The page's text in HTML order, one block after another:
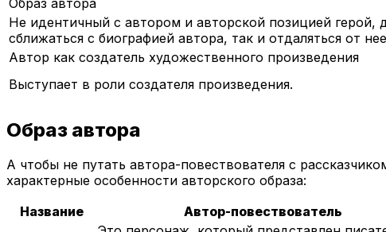
Не идентичный с автором и авторской позицией
сближаться с биографией автора, так и отдаляться от
Автор как создатель художественного произведения
Выступает в роли создателя произведения.
Образ автора
А чтобы не путать автора-повествователя с
характерные особенности авторского образа:
Название
Автор-повествователь